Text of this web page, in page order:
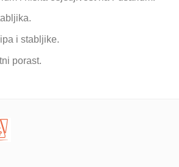
i stabljike.
porast.